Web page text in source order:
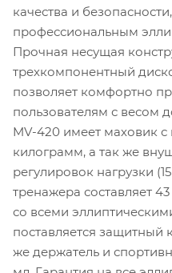
качества и
профессиональным
Прочная несущая
трехкомпонентный
позволяет комфортно
пользователям с весом
MV-420 имеет маховик
килограмм, а так же
регулировок нагрузки
тренажера составляет
со всеми
поставляется защитный
же держатель и